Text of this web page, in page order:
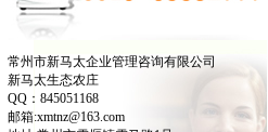
常州市新马太企业管理咨询有限公司
新马太生态农庄
QQ：845051168
邮箱:xmtnz@163.com